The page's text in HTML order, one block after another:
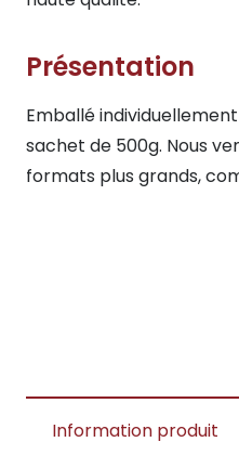
Présentation
Emballé
sachet de 500g. Nous
formats plus grands,
Information produit